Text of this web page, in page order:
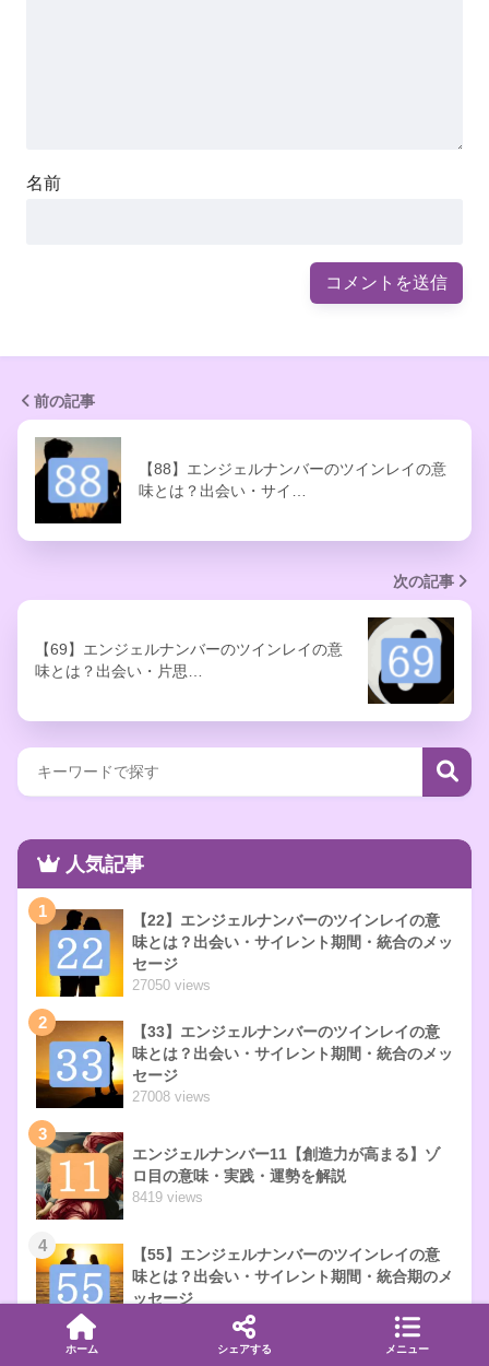
名前
前の記事
【88】エンジェルナンバーのツインレイの意
味とは？出会い・サイ…
次の記事
【69】エンジェルナンバーのツインレイの意
味とは？出会い・片思…
人気記事
1
【22】エンジェルナンバーのツインレイの意
味とは？出会い・サイレント期間・統合のメッ
セージ
27050 views
2
【33】エンジェルナンバーのツインレイの意
味とは？出会い・サイレント期間・統合のメッ
セージ
27008 views
3
エンジェルナンバー11【創造力が高まる】ゾ
ロ目の意味・実践・運勢を解説
8419 views
4
【55】エンジェルナンバーのツインレイの意
味とは？出会い・サイレント期間・統合期のメ
ッセージ
ホーム シェアする メニュー